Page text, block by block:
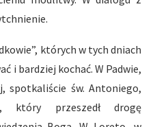
których w tych dniach
i bardziej kochać. W Padwie,
spotkaliście św. Antoniego,
który przeszedł drogę